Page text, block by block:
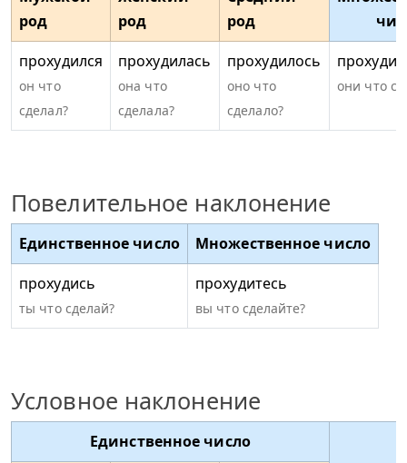
род
род
род
прохудился
он что
сделал?
прохудилась
она что
сделала?
прохудилось
оно что
сделало?
они что
Повелительное наклонение
Единственное число
Множественное число
прохудись
ты что сделай?
прохудитесь
вы что сделайте?
Условное наклонение
Единственное число